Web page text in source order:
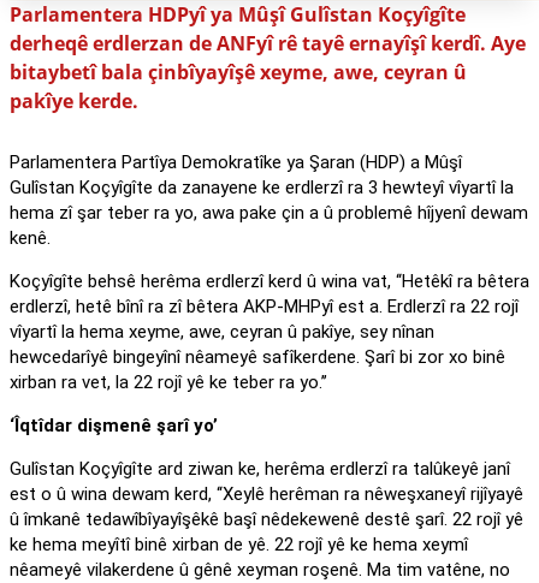
Parlamentera HDPyî ya Mûşî Gulîstan Koçyîgîte
derheqê erdlerzan de ANFyî rê tayê ernayîşî kerdî. Aye
bitaybetî bala çinbîyayîşê xeyme, awe, ceyran û
pakîye kerde.
Parlamentera Partîya Demokratîke ya Şaran (HDP) a Mûşî
Gulîstan Koçyîgîte da zanayene ke erdlerzî ra 3 hewteyî vîyartî la
hema zî şar teber ra yo, awa pake çin a û problemê hîjyenî dewam
kenê.
Koçyîgîte behsê herêma erdlerzî kerd û wina vat, ‘‘Hetêkî ra bêtera
erdlerzî, hetê bînî ra zî bêtera AKP-MHPyî est a. Erdlerzî ra 22 rojî
vîyartî la hema xeyme, awe, ceyran û pakîye, sey nînan
hewcedarîyê bingeyînî nêameyê safîkerdene. Şarî bi zor xo binê
xirban ra vet, la 22 rojî yê ke teber ra yo.’’
‘Îqtîdar dişmenê şarî yo’
Gulîstan Koçyîgîte ard ziwan ke, herêma erdlerzî ra talûkeyê janî
est o û wina dewam kerd, ‘‘Xeylê herêman ra nêweşxaneyî rijîyayê
û îmkanê tedawîbîyayîşêkê başî nêdekewenê destê şarî. 22 rojî yê
ke hema meyîtî binê xirban de yê. 22 rojî yê ke hema xeymî
nêameyê vilakerdene û gênê xeyman roşenê. Ma tim vatêne, no